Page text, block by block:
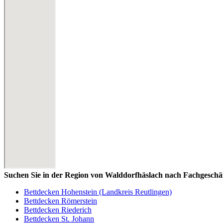
Suchen Sie in der Region von Walddorfhäslach nach
Bettdecken Hohenstein (Landkreis Reutlingen)
Bettdecken Römerstein
Bettdecken Riederich
Bettdecken St. Johann